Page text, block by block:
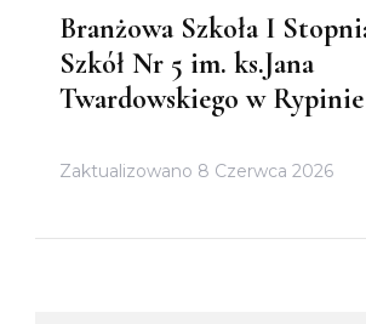
Branżowa Szkoła I
Szkół Nr 5 im. ks.Jana
Twardowskiego w Rypinie
Zaktualizowano 8 Czerwca 2026